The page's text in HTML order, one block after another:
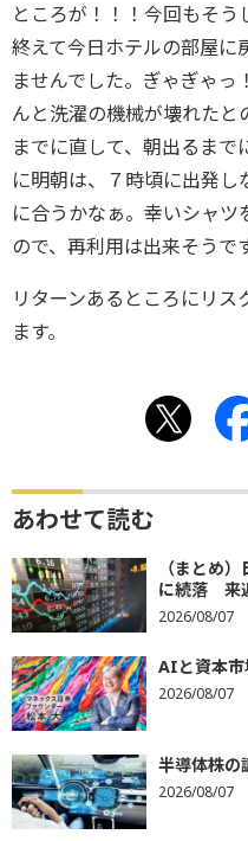
ところが！！！今回もそ
終えて今日ホテルの部屋に
ませんでした。ぎゃぎゃ
んと洗濯の機械が壊れた
までに直して、朝出るま
に明朝は、７時頃に出発
に合うかなぁ。幸いシャ
ので、再利用は出来そうで
リターンあるところにリス
ます。
あわせて読む
（まとめ
に続落 来
2026/08/07
AIと資本市
2026/08/07
半導体株の
2026/08/07